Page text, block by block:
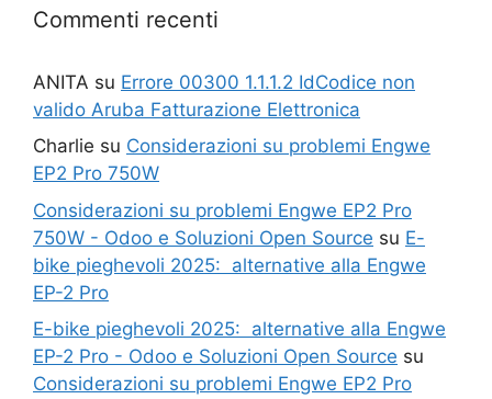
Commenti recenti
ANITA su Errore 00300 1.1.1.2 IdCodice non
valido Aruba Fatturazione Elettronica
Charlie su Considerazioni su problemi Engwe
EP2 Pro 750W
Considerazioni su problemi Engwe EP2 Pro
750W - Odoo e Soluzioni Open Source su E-
bike pieghevoli 2025: alternative alla Engwe
EP-2 Pro
E-bike pieghevoli 2025: alternative alla Engwe
EP-2 Pro - Odoo e Soluzioni Open Source su
Considerazioni su problemi Engwe EP2 Pro